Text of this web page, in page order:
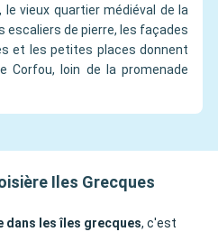
le vieux quartier médiéval de la
escaliers de pierre, les façades
et les petites places donnent
Corfou, loin de la promenade
Iles Grecques
dans les îles grecques, c'est